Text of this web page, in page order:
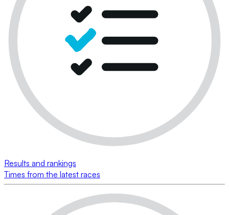
Results and rankings
Times from the latest races